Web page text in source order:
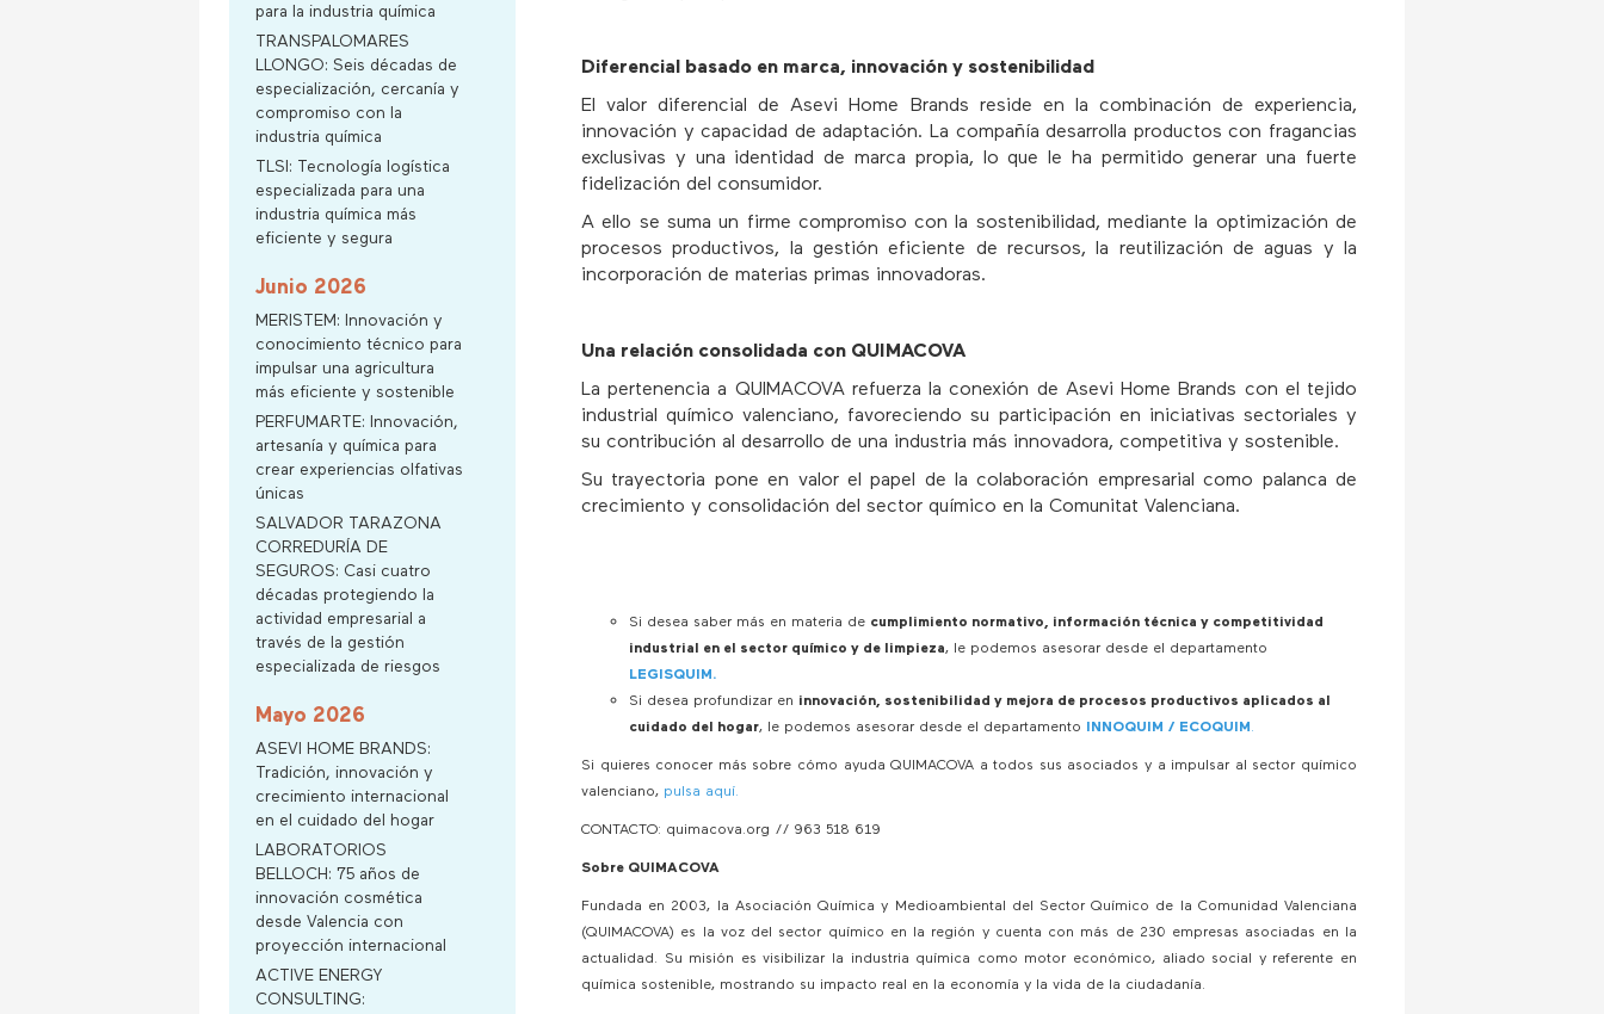
para la industria química
TRANSPALOMARES
LLONGO: Seis décadas de
especialización, cercanía y
compromiso con la
industria química
TLSI: Tecnología logística
especializada para una
industria química más
eficiente y segura
Junio 2026
MERISTEM: Innovación y
conocimiento técnico para
impulsar una agricultura
más eficiente y sostenible
PERFUMARTE: Innovación,
artesanía y química para
crear experiencias olfativas
únicas
SALVADOR TARAZONA
CORREDURÍA DE
SEGUROS: Casi cuatro
décadas protegiendo la
actividad empresarial a
través de la gestión
especializada de riesgos
Mayo 2026
ASEVI HOME BRANDS:
Tradición, innovación y
crecimiento internacional
en el cuidado del hogar
LABORATORIOS
BELLOCH: 75 años de
innovación cosmética
desde Valencia con
proyección internacional
ACTIVE ENERGY
CONSULTING:
Diferencial basado en marca, innovación y sostenibilidad
El valor diferencial de Asevi Home Brands reside en la combinación de experiencia,
innovación y capacidad de adaptación. La compañía desarrolla productos con fragancias
exclusivas y una identidad de marca propia, lo que le ha permitido generar una fuerte
fidelización del consumidor.
A ello se suma un firme compromiso con la sostenibilidad, mediante la optimización de
procesos productivos, la gestión eficiente de recursos, la reutilización de aguas y la
incorporación de materias primas innovadoras.
Una relación consolidada con QUIMACOVA
La pertenencia a QUIMACOVA refuerza la conexión de Asevi Home Brands con el tejido
industrial químico valenciano, favoreciendo su participación en iniciativas sectoriales y
su contribución al desarrollo de una industria más innovadora, competitiva y sostenible.
Su trayectoria pone en valor el papel de la colaboración empresarial como palanca de
crecimiento y consolidación del sector químico en la Comunitat Valenciana.
Si desea saber más en materia de cumplimiento normativo, información técnica y competitividad
industrial en el sector químico y de limpieza, le podemos asesorar desde el departamento
LEGISQUIM .
Si desea profundizar en innovación, sostenibilidad y mejora de procesos productivos aplicados al
cuidado del hogar, le podemos asesorar desde el departamento INNOQUIM / ECOQUIM .
Si quieres conocer más sobre cómo ayuda QUIMACOVA a todos sus asociados y a impulsar al sector químico
valenciano, pulsa aquí.
CONTACTO: quimacova.org // 963 518 619
Sobre QUIMACOVA
Fundada en 2003, la Asociación Química y Medioambiental del Sector Químico de la Comunidad Valenciana
(QUIMACOVA) es la voz del sector químico en la región y cuenta con más de 230 empresas asociadas en la
actualidad. Su misión es visibilizar la industria química como motor económico, aliado social y referente en
química sostenible, mostrando su impacto real en la economía y la vida de la ciudadanía.